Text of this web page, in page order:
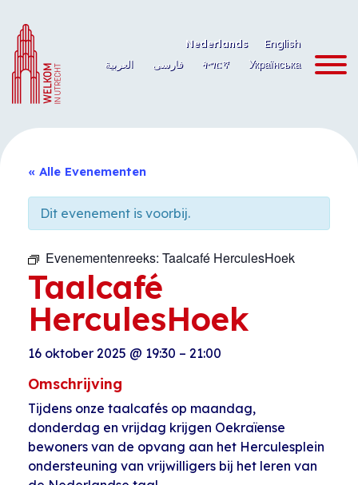
naar
de
inhoud
Nederlands
English
العربية
فارسی ትግርኛ Українська
« Alle Evenementen
Dit evenement is voorbij.
Evenementenreeks: Taalcafé HerculesHoek
Taalcafé
HerculesHoek
16 oktober 2025 @ 19:30 – 21:00
Omschrijving
Tijdens onze taalcafés op maandag,
donderdag en vrijdag krijgen Oekraïense
bewoners van de opvang aan het Herculesplein
ondersteuning van vrijwilligers bij het leren van